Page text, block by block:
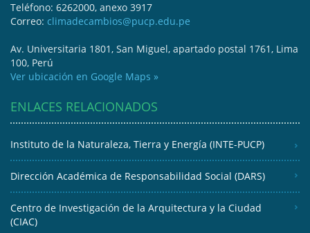
Teléfono: 6262000, anexo 3917
Correo: climadecambios@pucp.edu.pe
Av. Universitaria 1801, San Miguel, apartado postal 1761, Lima
100, Perú
Ver ubicación en Google Maps »
ENLACES RELACIONADOS
Instituto de la Naturaleza, Tierra y Energía (INTE-PUCP)
Dirección Académica de Responsabilidad Social (DARS)
Centro de Investigación de la Arquitectura y la Ciudad
(CIAC)